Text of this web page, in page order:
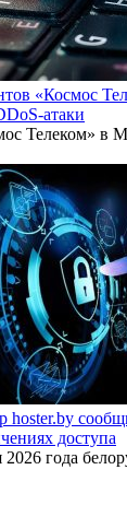
«Космос
атаки
Телеком» в
hoster.by
доступа
года